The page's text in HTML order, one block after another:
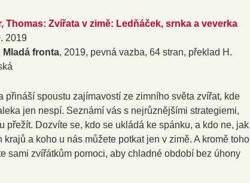
Thomas: Zvířata v zimě: Ledňáček, srnka a veverka
2019
Mladá fronta, 2019, pevná vazba, 64 stran, překlad H.
přináší spoustu zajímavostí ze zimního světa zvířat, kde
jen nespí. Seznámí vás s nejrůznějšími strategiemi,
přežít. Dozvíte se, kdo se ukládá ke spánku, a kdo ne, jak
a koho u nás můžete potkat jen v zimě. A kromě toho
sami zvířátkům pomoci, aby chladné období bez úhony